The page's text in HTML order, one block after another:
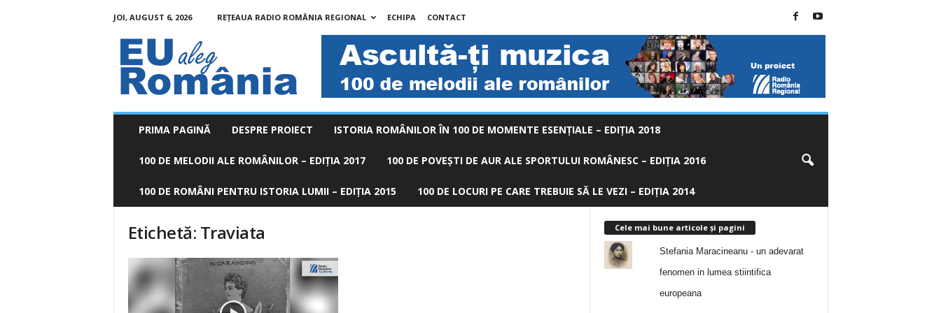
JOI, AUGUST 6, 2026 REȚEAUA RADIO ROMÂNIA REGIONAL ECHIPA
CONTACT
aleg
România
PRIMA PAGINĂ DESPRE PROIECT ISTORIA ROMÂNILOR ÎN 100 DE MOMENTE ESENŢIALE – EDIŢIA 2018
100 DE MELODII ALE ROMÂNILOR – EDIȚIA 2017 100 DE POVEŞTI DE AUR ALE SPORTULUI ROMÂNESC – EDIȚIA 2016
100 DE ROMÂNI PENTRU ISTORIA LUMII – EDIȚIA 2015 100 DE LOCURI PE CARE TREBUIE SĂ LE VEZI – EDIȚIA 2014
Etichetă: Traviata Cele mai bune articole și pagini
Stefania Maracineanu - un adevarat
fenomen in lumea stiintifica
europeana